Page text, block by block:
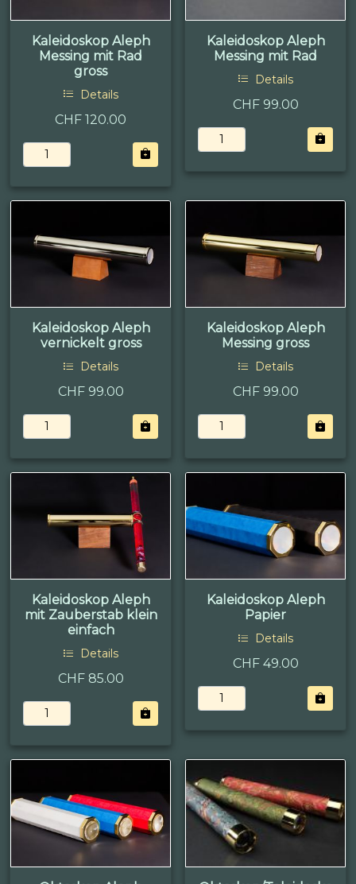
Kaleidoskop Aleph
Messing mit Rad
gross
Details
CHF 120.00
Kaleidoskop Aleph
Messing mit Rad
Details
CHF 99.00
Kaleidoskop Aleph
vernickelt gross
Details
CHF 99.00
Kaleidoskop Aleph
Messing gross
Details
CHF 99.00
Kaleidoskop Aleph
mit Zauberstab klein
einfach
Details
CHF 85.00
Kaleidoskop Aleph
Papier
Details
CHF 49.00